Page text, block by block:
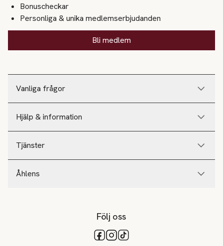
Vanliga frågor
Hjälp & information
Tjänster
Åhlens
Bonuscheckar
Personliga & unika medlemserbjudanden
Bli medlem
Följ oss